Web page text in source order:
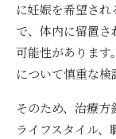
に妊娠を希望さ
で、体内に留置さ
可能性があります
について慎重な検
そのため、治療方
ライフスタイル